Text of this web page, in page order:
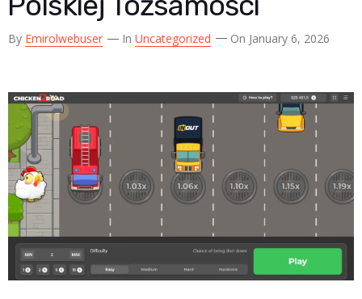
By Emirolwebuser In Uncategorized On January 6, 2026